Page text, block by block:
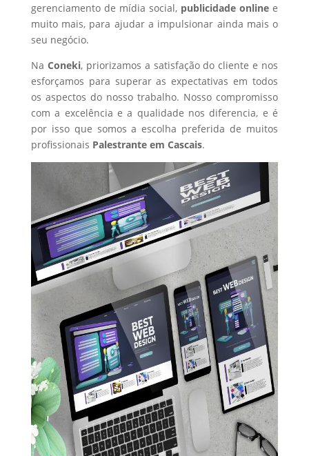
gerenciamento de mídia social, publicidade online e
muito mais, para ajudar a impulsionar ainda mais o
seu negócio.
Na Coneki, priorizamos a satisfação do cliente e nos
esforçamos para superar as expectativas em todos
os aspectos do nosso trabalho. Nosso compromisso
com a excelência e a qualidade nos diferencia, e é
por isso que somos a escolha preferida de muitos
profissionais Palestranteem Cascais.